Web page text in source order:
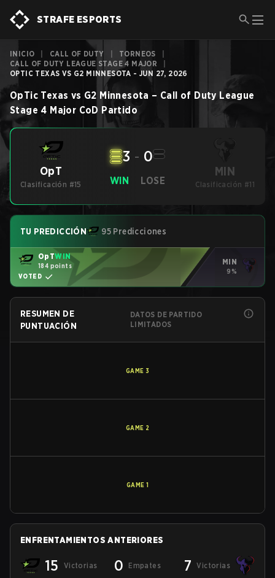
STRAFE ESPORTS
INICIO CALL OF DUTY TORNEOS
CALL OF DUTY LEAGUE STAGE 4 MAJOR
OPTIC TEXAS VS G2 MINNESOTA - JUN 27, 2026
OpTic Texas vs G2 Minnesota – Call of Duty League
Stage 4 Major CoD Partido
OpT
Clasificación #15 WIN
3 - 0
LOSE
MIN
Clasificación #11
TU PREDICCIÓN 95 Predicciones
OpTWIN
184 points
VOTED
MIN
9%
RESUMEN DE
PUNTUACIÓN
DATOS DE PARTIDO
LIMITADOS
GAME 3
GAME 2
GAME 1
ENFRENTAMIENTOS ANTERIORES
15 Victorias 0 Empates 7 Victorias